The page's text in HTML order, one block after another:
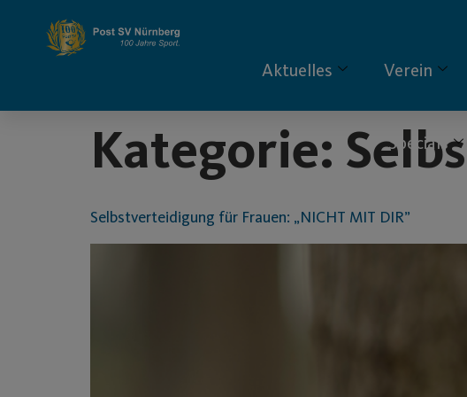
springen
Aktuelles Verein
Specials
Kategorie:
Selbstverteidigung für Frauen: „NICHT MIT DIR”